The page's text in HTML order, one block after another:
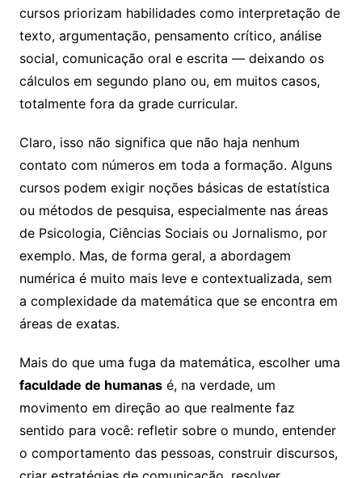
cursos priorizam habilidades como interpretação de
texto, argumentação, pensamento crítico, análise
social, comunicação oral e escrita — deixando os
cálculos em segundo plano ou, em muitos casos,
totalmente fora da grade curricular.
Claro, isso não significa que não haja nenhum
contato com números em toda a formação. Alguns
cursos podem exigir noções básicas de estatística
ou métodos de pesquisa, especialmente nas áreas
de Psicologia, Ciências Sociais ou Jornalismo, por
exemplo. Mas, de forma geral, a abordagem
numérica é muito mais leve e contextualizada, sem
a complexidade da matemática que se encontra em
áreas de exatas.
Mais do que uma fuga da matemática, escolher uma
faculdade de humanasé, na verdade, um
movimento em direção ao que realmente faz
sentido para você: refletir sobre o mundo, entender
o comportamento das pessoas, construir discursos,